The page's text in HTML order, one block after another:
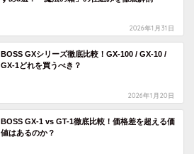
2026年1月31日
BOSS GXシリーズ徹底比較！GX-100 / GX-10 /
GX-1どれを買うべき？
2026年1月20日
BOSS GX-1 vs GT-1徹底比較！価格差を超える価
値はあるのか？